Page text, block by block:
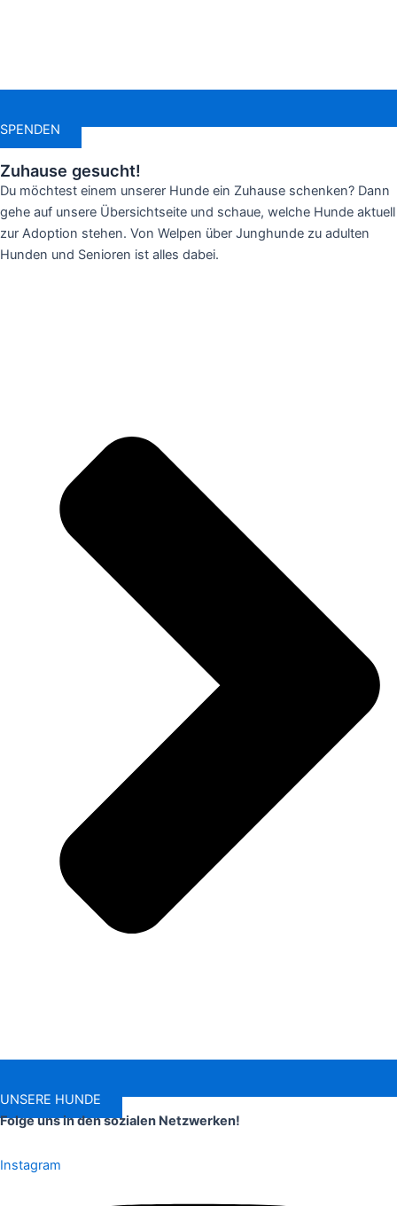
SPENDEN
Zuhause gesucht!
Du möchtest einem unserer Hunde ein Zuhause schenken? Dann
gehe auf unsere Übersichtseite und schaue, welche Hunde aktuell
zur Adoption stehen. Von Welpen über Junghunde zu adulten
Hunden und Senioren ist alles dabei.
UNSERE HUNDE
Folge uns in den sozialen Netzwerken!
Instagram